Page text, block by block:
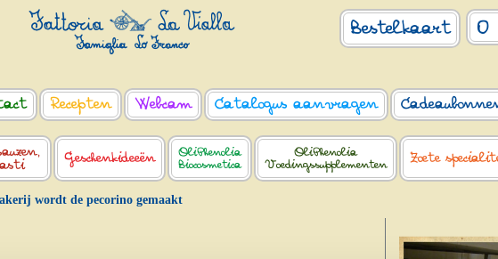
0
Bestelkaart
Recepten Webcam Catalogus aanvragen
Geschenkideeën
OliPhenolia
Biocosmetica
OliPhenolia
Voedingssupplementen
Zoete
wordt de pecorino gemaakt